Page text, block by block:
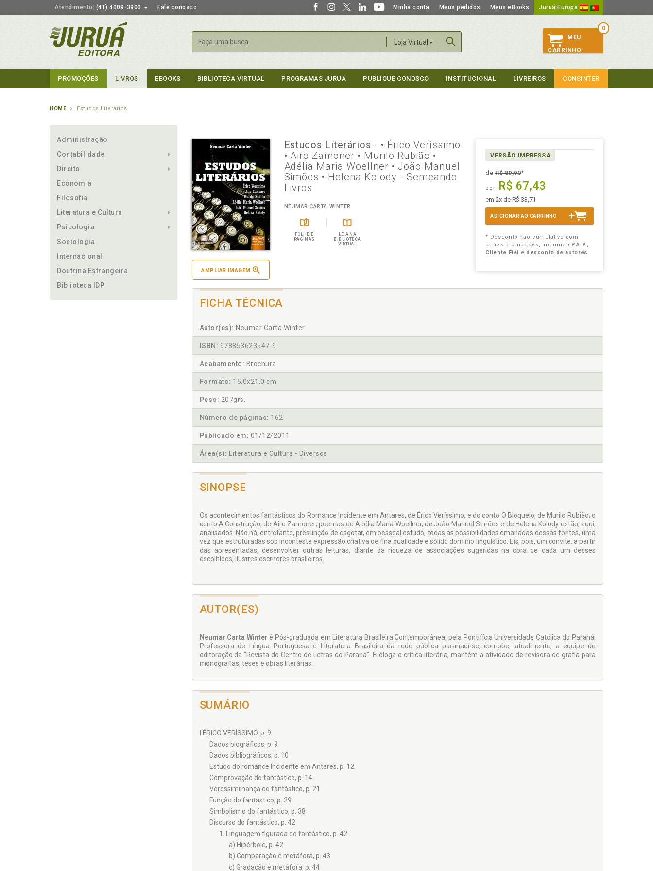
Atendimento: (41) 4009-3900 Fale conosco Minha conta Meus pedidos Meus eBooks Juruá Europa
Loja Virtual
Buscar
0
MEU
CARRINHO
PROMOÇÕES LIVROS EBOOKS BIBLIOTECA VIRTUAL PROGRAMAS JURUÁ PUBLIQUE CONOSCO INSTITUCIONAL LIVREIROS CONSINTER
HOME Estudos Literários
Administração
Contabilidade
Direito
Economia
Filosofia
Literatura e Cultura
Psicologia
Sociologia
Internacional
Doutrina Estrangeira
Biblioteca IDP
AMPLIAR IMAGEM
Estudos Literários - • Érico Veríssimo
• Airo Zamoner • Murilo Rubião •
Adélia Maria Woellner • João Manuel
Simões • Helena Kolody - Semeando
Livros
NEUMAR CARTA WINTER
FOLHEIE
PÁGINAS
LEIA NA
BIBLIOTECA
VIRTUAL
VERSÃO IMPRESSA
deR$ 89,90*
por R$ 67,43
em 2x de R$ 33,71
ADICIONAR AO CARRINHO
* Desconto não cumulativo com
outras promoções, incluindo P.A.P.,
Cliente Fiel e desconto de autores
FICHA TÉCNICA
Autor(es): Neumar Carta Winter
ISBN: 978853623547-9
Acabamento: Brochura
Formato: 15,0x21,0 cm
Peso: 207grs.
Número de páginas: 162
Publicado em: 01/12/2011
Área(s): Literatura e Cultura - Diversos
SINOPSE
Os acontecimentos fantásticos do Romance Incidente em Antares, de Érico Veríssimo, e do conto O Bloqueio, de Murilo Rubião; o
conto A Construção, de Airo Zamoner; poemas de Adélia Maria Woellner, de João Manuel Simões e de Helena Kolody estão, aqui,
analisados. Não há, entretanto, presunção de esgotar, em pessoal estudo, todas as possibilidades emanadas dessas fontes, uma
vez que estruturadas sob inconteste expressão criativa de fina qualidade e sólido domínio linguístico. Eis, pois, um convite: a partir
das apresentadas, desenvolver outras leituras, diante da riqueza de associações sugeridas na obra de cada um desses
escolhidos, ilustres escritores brasileiros.
AUTOR(ES)
Neumar Carta Winter é Pós-graduada em Literatura Brasileira Contemporânea, pela Pontifícia Universidade Católica do Paraná.
Professora de Língua Portuguesa e Literatura Brasileira da rede pública paranaense, compõe, atualmente, a equipe de
editoração da “Revista do Centro de Letras do Paraná”. Filóloga e crítica literária, mantém a atividade de revisora de grafia para
monografias, teses e obras literárias.
SUMÁRIO
I ÉRICO VERÍSSIMO, p. 9
Dados biográficos, p. 9
Dados bibliográficos, p. 10
Estudo do romance Incidente em Antares, p. 12
Comprovação do fantástico, p. 14
Verossimilhança do fantástico, p. 21
Função do fantástico, p. 29
Simbolismo do fantástico, p. 38
Discurso do fantástico, p. 42
1. Linguagem figurada do fantástico, p. 42
a) Hipérbole, p. 42
b) Comparação e metáfora, p. 43
c) Gradação e metáfora, p. 44